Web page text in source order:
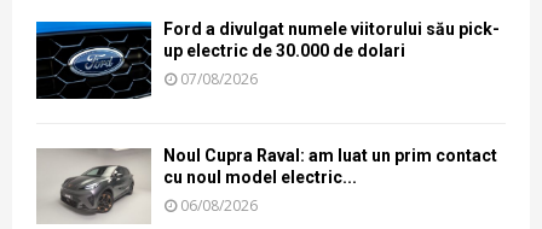
Ford a divulgat numele viitorului său pick-
up electric de 30.000 de dolari
07/08/2026
Noul Cupra Raval: am luat un prim contact
cu noul model electric...
06/08/2026